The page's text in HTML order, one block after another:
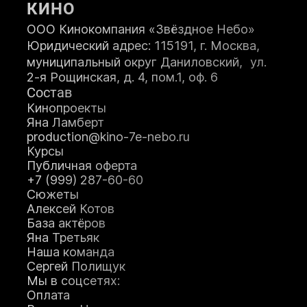
ЗАПИСАТЬСЯ НА КУРС
Я принимаюПоложениеи даю
данных.
Я соглашаюсь с условиями
КИНО
ООО Кинокомпания «Звёздное Небо»
Юридический адрес: 115191, г. Москва,
муниципальный округ Даниловский, ул.
2-я Рощинская, д. 4, пом.1, оф. 6
Состав
Кинопроекты
Яна Ламберт
production@kino-7e-nebo.ru
Курсы
Публичная оферта
+7 (999) 287-60-60
Сюжеты
Алексей Котов
База актёров
Яна Третьяк
Наша команда
Сергей Полищук
Мы в соцсетях:
Оплата